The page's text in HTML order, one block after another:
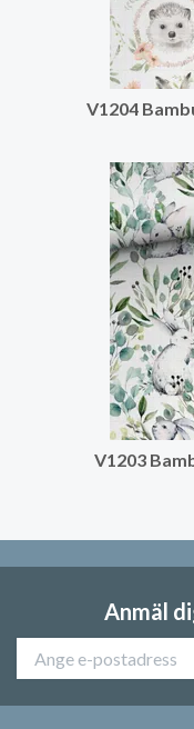
V1204
V1203
Anmäl